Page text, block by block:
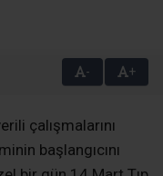
- +
çalışmalarını
başlangıcını